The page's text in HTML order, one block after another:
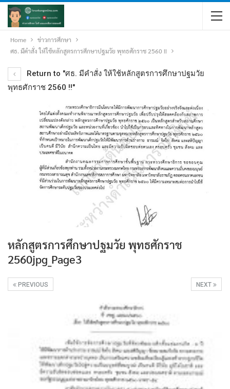
Home
ข่าวการศึกษา
ศธ. มีคำสั่ง ให้ใช้หลักสูตรการศึกษาปฐมวัย พุทธศักราช 2560 !!
Return to "ศธ. มีคำสั่ง ให้ใช้หลักสูตรการศึกษาปฐมวัย
พุทธศักราช 2560 !!"
หลักสูตรการศึกษาปฐมวัย พุทธศักราช
2560jpg_Page3
NEXT
PREVIOUS